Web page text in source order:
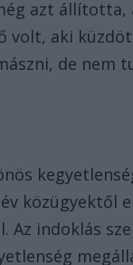
azt
volt, aki
de nem
közügyektől
Az indoklás